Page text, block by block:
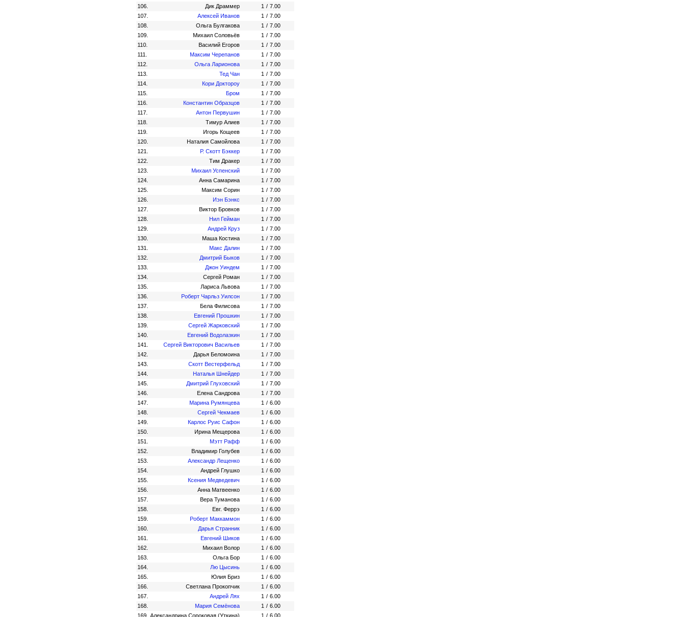
106.
Дик Драммер 1 / 7.00
107.
Алексей Иванов 1 / 7.00
108.
Ольга Булгакова 1 / 7.00
109.
Михаил Соловьёв 1 / 7.00
110.
Василий Егоров 1 / 7.00
111.
Максим Черепанов 1 / 7.00
112.
Ольга Ларионова 1 / 7.00
113.
Тед Чан 1 / 7.00
114.
Кори Доктороу 1 / 7.00
115.
Бром 1 / 7.00
116.
Константин Образцов 1 / 7.00
117.
Антон Первушин 1 / 7.00
118.
Тимур Алиев 1 / 7.00
119.
Игорь Кощеев 1 / 7.00
120.
Наталия Самойлова 1 / 7.00
121.
Р. Скотт Бэккер 1 / 7.00
122.
Тим Дракер 1 / 7.00
123.
Михаил Успенский 1 / 7.00
124.
Анна Самарина 1 / 7.00
125.
Максим Сорин 1 / 7.00
126.
Иэн Бэнкс 1 / 7.00
127.
Виктор Бровков 1 / 7.00
128.
Нил Гейман 1 / 7.00
129.
Андрей Круз 1 / 7.00
130.
Маша Костина 1 / 7.00
131.
Макс Далин 1 / 7.00
132.
Дмитрий Быков 1 / 7.00
133.
Джон Уиндем 1 / 7.00
134.
Сергей Роман 1 / 7.00
135.
Лариса Львова 1 / 7.00
136.
Роберт Чарльз Уилсон 1 / 7.00
137.
Бела Филисова 1 / 7.00
138.
Евгений Прошкин 1 / 7.00
139.
Сергей Жарковский 1 / 7.00
140.
Евгений Водолазкин 1 / 7.00
141.
Сергей Викторович Васильев 1 / 7.00
142.
Дарья Беломоина 1 / 7.00
143.
Скотт Вестерфельд 1 / 7.00
144.
Наталья Шнейдер 1 / 7.00
145.
Дмитрий Глуховский 1 / 7.00
146.
Елена Сандрова 1 / 7.00
147.
Марина Румянцева 1 / 6.00
148.
Сергей Чекмаев 1 / 6.00
149.
Карлос Руис Сафон 1 / 6.00
150.
Ирина Мещерова 1 / 6.00
151.
Мэтт Рафф 1 / 6.00
152.
Владимир Голубев 1 / 6.00
153.
Александр Лещенко 1 / 6.00
154.
Андрей Глушко 1 / 6.00
155.
Ксения Медведевич 1 / 6.00
156.
Анна Матвеенко 1 / 6.00
157.
Вера Туманова 1 / 6.00
158.
Евг. Феррэ 1 / 6.00
159.
Роберт Маккаммон 1 / 6.00
160.
Дарья Странник 1 / 6.00
161.
Евгений Шиков 1 / 6.00
162.
Михаил Волор 1 / 6.00
163.
Ольга Бор 1 / 6.00
164.
Лю Цысинь 1 / 6.00
165.
Юлия Бриз 1 / 6.00
166.
Светлана Прокопчик 1 / 6.00
167.
Андрей Лях 1 / 6.00
168.
Мария Семёнова 1 / 6.00
169. Александрина Сороковая (Уткина) 1 / 6.00